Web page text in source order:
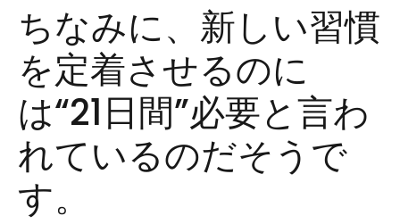
ちなみに、新しい習慣
を定着させるのに
は“21日間”必要と言わ
れているのだそうで
す。